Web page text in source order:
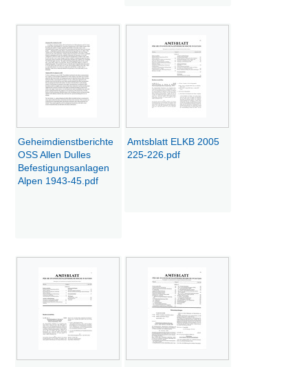
Geheimdienstberichte
OSS Allen Dulles
Befestigungsanlagen
Alpen 1943-45.pdf
Amtsblatt ELKB 2005
225-226.pdf